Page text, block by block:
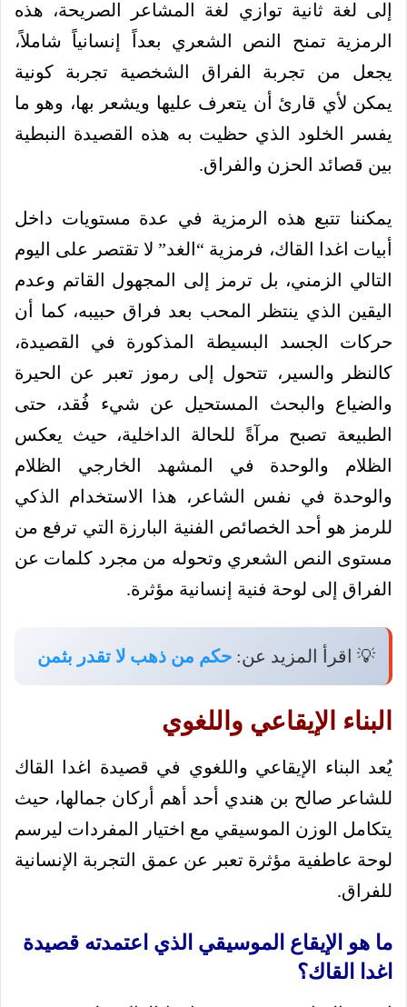
إلى لغة ثانية توازي لغة المشاعر الصريحة، هذه
الرمزية تمنح النص الشعري بعداً إنسانياً شاملاً،
يجعل من تجربة الفراق الشخصية تجربة كونية
يمكن لأي قارئ أن يتعرف عليها ويشعر بها، وهو ما
يفسر الخلود الذي حظيت به هذه القصيدة النبطية
بين قصائد الحزن والفراق.
يمكننا تتبع هذه الرمزية في عدة مستويات داخل
أبيات اغدا القاك، فرمزية “الغد” لا تقتصر على اليوم
التالي الزمني، بل ترمز إلى المجهول القاتم وعدم
اليقين الذي ينتظر المحب بعد فراق حبيبه، كما أن
حركات الجسد البسيطة المذكورة في القصيدة،
كالنظر والسير، تتحول إلى رموز تعبر عن الحيرة
والضياع والبحث المستحيل عن شيء فُقد، حتى
الطبيعة تصبح مرآةً للحالة الداخلية، حيث يعكس
الظلام والوحدة في المشهد الخارجي الظلام
والوحدة في نفس الشاعر، هذا الاستخدام الذكي
للرمز هو أحد الخصائص الفنية البارزة التي ترفع من
مستوى النص الشعري وتحوله من مجرد كلمات عن
الفراق إلى لوحة فنية إنسانية مؤثرة.
💡 اقرأ المزيد عن: حكم من ذهب لا تقدر بثمن
البناء الإيقاعي واللغوي
يُعد البناء الإيقاعي واللغوي في قصيدة اغدا القاك
للشاعر صالح بن هندي أحد أهم أركان جمالها، حيث
يتكامل الوزن الموسيقي مع اختيار المفردات ليرسم
لوحة عاطفية مؤثرة تعبر عن عمق التجربة الإنسانية
للفراق.
ما هو الإيقاع الموسيقي الذي اعتمدته قصيدة
اغدا القاك؟